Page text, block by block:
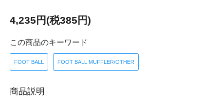
4,235円(税385円)
この商品のキーワード
FOOT BALL FOOT BALL MUFFLER/OTHER
商品説明